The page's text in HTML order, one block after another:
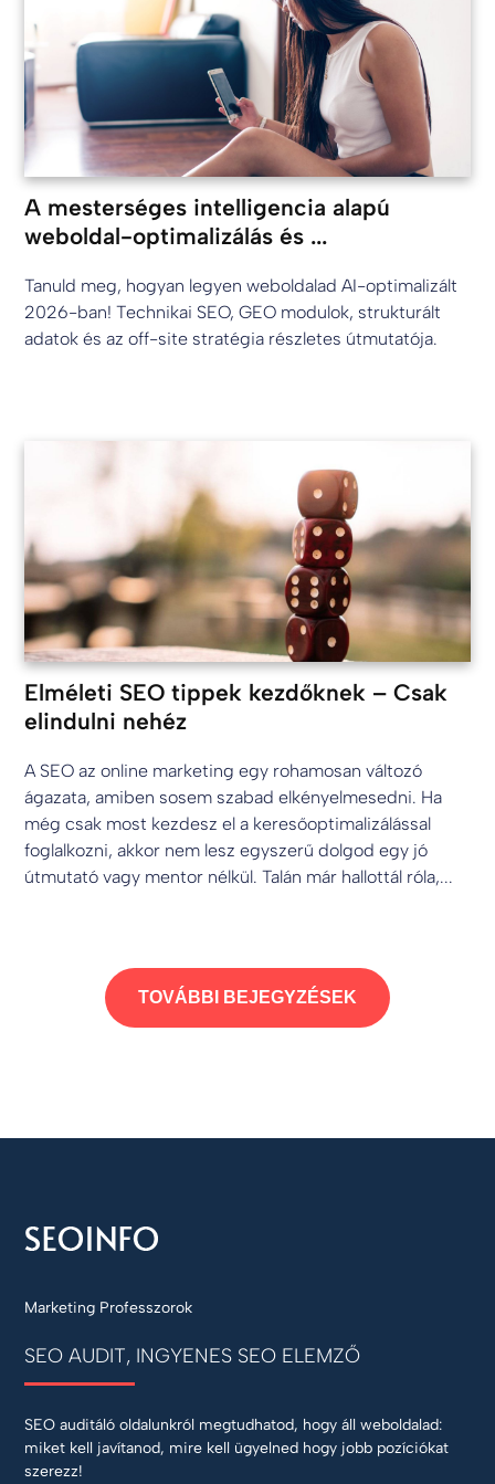
A mesterséges intelligencia alapú
weboldal-optimalizálás és ...
Tanuld meg, hogyan legyen weboldalad AI-optimalizált
2026-ban! Technikai SEO, GEO modulok, strukturált
adatok és az off-site stratégia részletes útmutatója.
Elméleti SEO tippek kezdőknek – Csak
elindulni nehéz
A SEO az online marketing egy rohamosan változó
ágazata, amiben sosem szabad elkényelmesedni. Ha
még csak most kezdesz el a keresőoptimalizálással
foglalkozni, akkor nem lesz egyszerű dolgod egy jó
útmutató vagy mentor nélkül. Talán már hallottál róla,...
TOVÁBBI BEJEGYZÉSEK
Marketing Professzorok
SEO AUDIT, INGYENES SEO ELEMZŐ
SEO auditáló oldalunkról megtudhatod, hogy áll weboldalad:
miket kell javítanod, mire kell ügyelned hogy jobb pozíciókat
szerezz!